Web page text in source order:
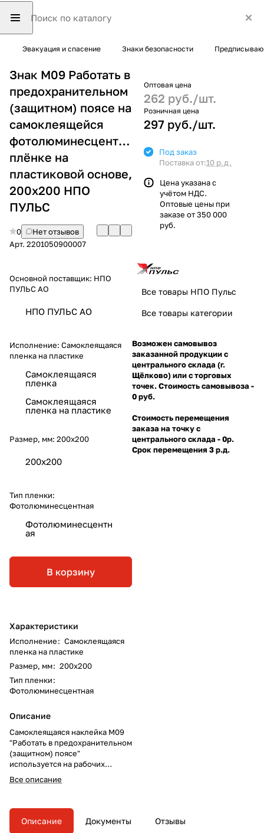
Эвакуация и спасение Знаки безопасности
Знак M09 Работать в
предохранительном
(защитном) поясе на
самоклеящейся
фотолюминесцентной
плёнке на
пластиковой основе,
200х200 НПО
ПУЛЬС
0
Нет отзывов
Арт. 2201050900007
Основной поставщик: НПО
ПУЛЬС АО
НПО ПУЛЬС АО
Исполнение: Самоклеящаяся
пленка на пластике
Самоклеящаяся
пленка
Самоклеящаяся
пленка на пластике
Размер, мм: 200х200
200х200
Тип пленки:
Фотолюминесцентная
Фотолюминесцентн
ая
В корзину
Характеристики
Исполнение: Самоклеящаяся
пленка на пластике
Размер, мм: 200х200
Тип пленки:
Фотолюминесцентная
Описание
Самоклеящаяся наклейка M09
"Работать в предохранительном
(защитном) поясе"
используется на рабочих
местах и участках, где для
безопасной работы требуется
предохранительных
(страховочных) поясов
(используется совместно с
Все описание
Оптовая цена
262 руб./шт.
Розничная цена
297 руб./шт.
Под заказ
Поставка от:10 р.д.
Цена указана с
учётом НДС.
Оптовые цены при
заказе от 350 000
руб.
Все товары НПО Пульс
Все товары категории
Возможен самовывоз
заказанной продукции с
центрального склада (г.
Щёлково) или с торговых
точек. Стоимость самовывоза -
0 руб.
Стоимость перемещения
заказа на точку с
центрального склада - 0р.
Срок перемещения 3 р.д.
Описание Документы Отзывы